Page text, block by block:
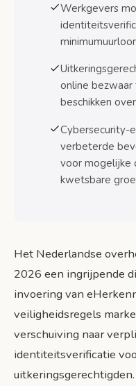
privacy
kosten
Stap-
niveau 3
Conclusie en
Werkgevers
online bezwaar
beschikken
Cybersecurity-
verbeterde
voor mogelijke
kwetsbare
Het Nederlandse
2026 een ingrijpende
invoering van
veiligheidsregels
verschuiving naar
identiteitsverificatie